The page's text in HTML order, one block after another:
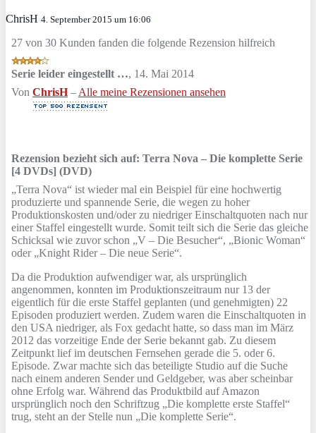
ChrisH 4. September 2015 um 16:06
27 von 30 Kunden fanden die folgende Rezension hilfreich
Serie leider eingestellt …, 14. Mai 2014
Von ChrisH– Alle meine Rezensionen ansehen
Rezension bezieht sich auf: Terra Nova – Die komplette Serie
[4 DVDs] (DVD)
„Terra Nova“ ist wieder mal ein Beispiel für eine hochwertig
produzierte und spannende Serie, die wegen zu hoher
Produktionskosten und/oder zu niedriger Einschaltquoten nach nur
einer Staffel eingestellt wurde. Somit teilt sich die Serie das gleiche
Schicksal wie zuvor schon „V – Die Besucher“, „Bionic Woman“
oder „Knight Rider – Die neue Serie“.
Da die Produktion aufwendiger war, als ursprünglich
angenommen, konnten im Produktionszeitraum nur 13 der
eigentlich für die erste Staffel geplanten (und genehmigten) 22
Episoden produziert werden. Zudem waren die Einschaltquoten in
den USA niedriger, als Fox gedacht hatte, so dass man im März
2012 das vorzeitige Ende der Serie bekannt gab. Zu diesem
Zeitpunkt lief im deutschen Fernsehen gerade die 5. oder 6.
Episode. Zwar machte sich das beteiligte Studio auf die Suche
nach einem anderen Sender und Geldgeber, was aber scheinbar
ohne Erfolg war. Während das Produktbild auf Amazon
ursprünglich noch den Schriftzug „Die komplette erste Staffel“
trug, steht an der Stelle nun „Die komplette Serie“.